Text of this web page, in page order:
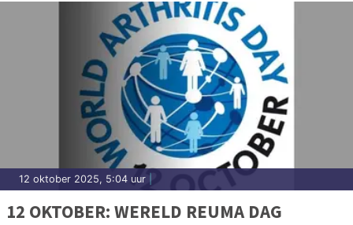
12 oktober 2025, 5:04 uur
12 OKTOBER: WERELD REUMA DAG